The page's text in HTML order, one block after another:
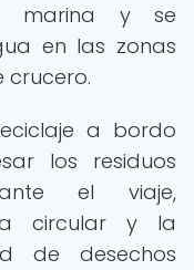
marina y se
en las zonas
crucero.
a bordo
los residuos
el viaje,
circular y la
de desechos